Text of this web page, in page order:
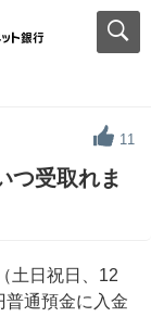
11
つ受取れま
土日祝日、12
普通預金に入金